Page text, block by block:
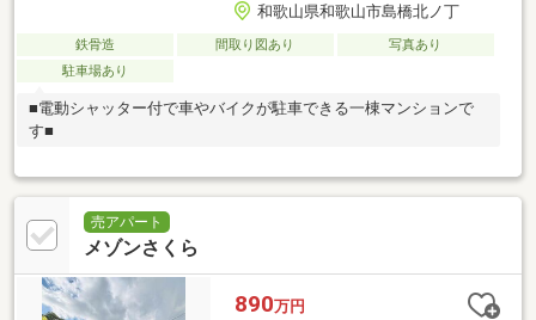
和歌山県和歌山市島橋北ノ丁
鉄骨造 間取り図あり
写真あり
駐車場あり
■電動シャッター付で車やバイクが駐車できる一棟マンションで
す■
売アパート
メゾンさくら
890万円